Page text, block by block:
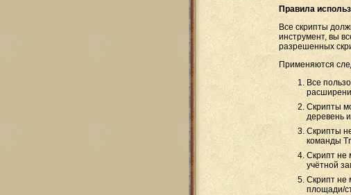
Правила
Все скрипты
инструмент, вы
разрешенных
Применяются
Все
Скрипты
деревень
Скрипты
команды
Скрипт не
учётной
Скрипт не
площади/